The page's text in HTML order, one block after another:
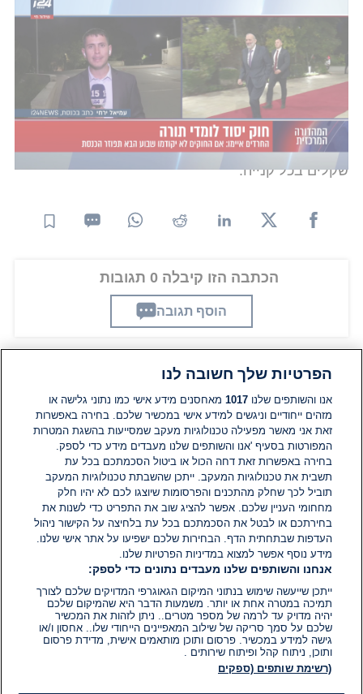
במסגרת המיזם החדש, שנרקם בשבועות האחרונים, כל
צעיר חרדי המוגדר כעריק על ידי רשויות הצבא יקבל
לידיו "תעודת עריק" ייעודית. את התעודה הזו הוא יוכל
להציג בפני מאות החנויות והעסקים המשתתפים
במהלך בריכוזים החרדיים הגדולים ברחבי הארץ, ובכך
לזכות בהנחות משמעותיות ובשוברים בשווי מאות
שקלים בכל קנייה.
הכתבה הזו קיבלה 0 תגובות
הוסף תגובה
תגובות
אין עדיין תגובות. היה הראשון להגיב
הוסף תגובה
הפרטיות שלך חשובה לנו
אנו והשותפים שלנו1017 מאחסנים מידע אישי כמו נתוני גלישה או
מזהים ייחודיים וניגשים למידע אישי במכשיר שלכם. בחירה באפשרות
זאת אני מאשר מפעילה טכנולוגיות מעקב שמסייעות בהשגת המטרות
המפורטות בסעיף 'אנו והשותפים שלנו מעבדים מידע כדי לספק.
בחירה באפשרות זאת דחה הכול או ביטול הסכמתכם בכל עת
תשבית את טכנולוגיות המעקב. ייתכן שהשבתת טכנולוגיות המעקב
תוביל לכך שחלק מהתכנים והפרסומות שיוצגו לכם לא יהיו חלק
מחחומי העניין שלכם. אפשר להציג שוב את התפריט כדי לשנות את
בחירתכם או לבטל את הסכמתכם בכל עת בלחיצה על הקישור ניהול
העדפות שבתחתית הדף. הבחירות שלכם ישפיעו על אתר אישי שלנו.
מידע נוסף אפשר למצוא במדיניות הפרטיות שלנו.
אנחנו והשותפים שלנו מעבדים נתונים כדי לספק:
ייתכן שייעשה שימוש בנתוני המיקום הגאוגרפי המדויקים שלכם לצורך
תמיכה במטרה אחת או יותר. משמעות הדבר היא שהמיקום שלכם
יהיה מדויק עד לרמה של מספר מטרים.. ניתן לזהות את המכשיר
שלכם על סמך סריקה של שילוב המאפיינים הייחודי שלו.. אחסון ו/או
גישה למידע במכשיר. פרסום ותוכן מותאמים אישית, מדידת פרסום
ותוכן, ניתוח קהל ופיתוח שירותים .
(רשימת שותפים (ספקים